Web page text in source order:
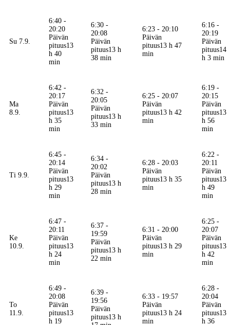
Su 7.9.
6:40 -
20:20
Päivän
pituus13
h 40
min
6:30 -
20:08
Päivän
pituus13 h
38 min
6:23 - 20:10
Päivän
pituus13 h 47
min
6:16 -
20:19
Päivän
pituus14
h 3 min
Ma
8.9.
6:42 -
20:17
Päivän
pituus13
h 35
min
6:32 -
20:05
Päivän
pituus13 h
33 min
6:25 - 20:07
Päivän
pituus13 h 42
min
6:19 -
20:15
Päivän
pituus13
h 56
min
Ti 9.9.
6:45 -
20:14
Päivän
pituus13
h 29
min
6:34 -
20:02
Päivän
pituus13 h
28 min
6:28 - 20:03
Päivän
pituus13 h 35
min
6:22 -
20:11
Päivän
pituus13
h 49
min
Ke
10.9.
6:47 -
20:11
Päivän
pituus13
h 24
min
6:37 -
19:59
Päivän
pituus13 h
22 min
6:31 - 20:00
Päivän
pituus13 h 29
min
6:25 -
20:07
Päivän
pituus13
h 42
min
To
11.9.
6:49 -
20:08
Päivän
pituus13
h 19
6:39 -
19:56
Päivän
pituus13 h
6:33 - 19:57
Päivän
pituus13 h 24
min
6:28 -
20:04
Päivän
pituus13
h 36